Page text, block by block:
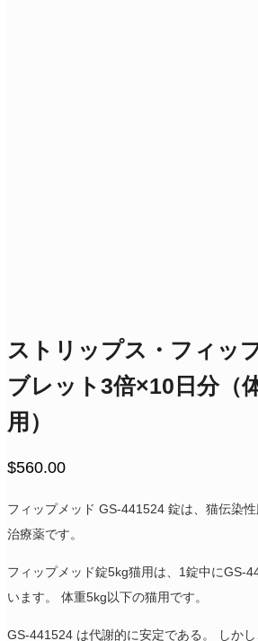
ストリップス・フィッ
ブレット3倍×10日分（
用）
$560.00
フィップメッド GS-441524 錠は、猫伝染
治療薬です。
フィップメッド錠5kg猫用は、1錠中にGS-
います。 体重5kg以下の猫用です。
GS-441524 は代謝的に安定である。 しか